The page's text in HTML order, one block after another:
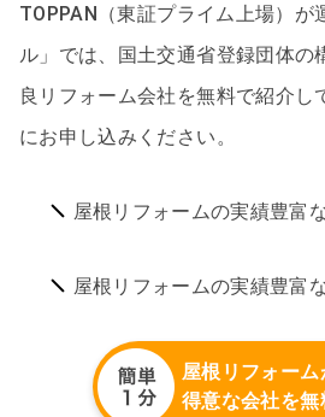
TOPPAN（東証プライム上場）が
ル」では、国土交通省登録団体の
良リフォーム会社を無料で紹介し
にお申し込みください。
屋根リフォームの実績豊富
屋根リフォームの実績豊富
屋根リフォーム
得意な会社を無